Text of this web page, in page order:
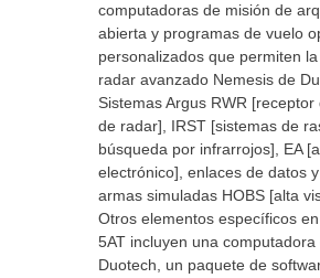
computadoras de misión de
abierta y programas de vuelo
personalizados que permiten la
radar avanzado Nemesis de
Sistemas Argus RWR [receptor
de radar], IRST [sistemas de
búsqueda por infrarrojos], EA
electrónico], enlaces de datos
armas simuladas HOBS [alta
Otros elementos específicos
5AT incluyen una computadora
Duotech, un paquete de